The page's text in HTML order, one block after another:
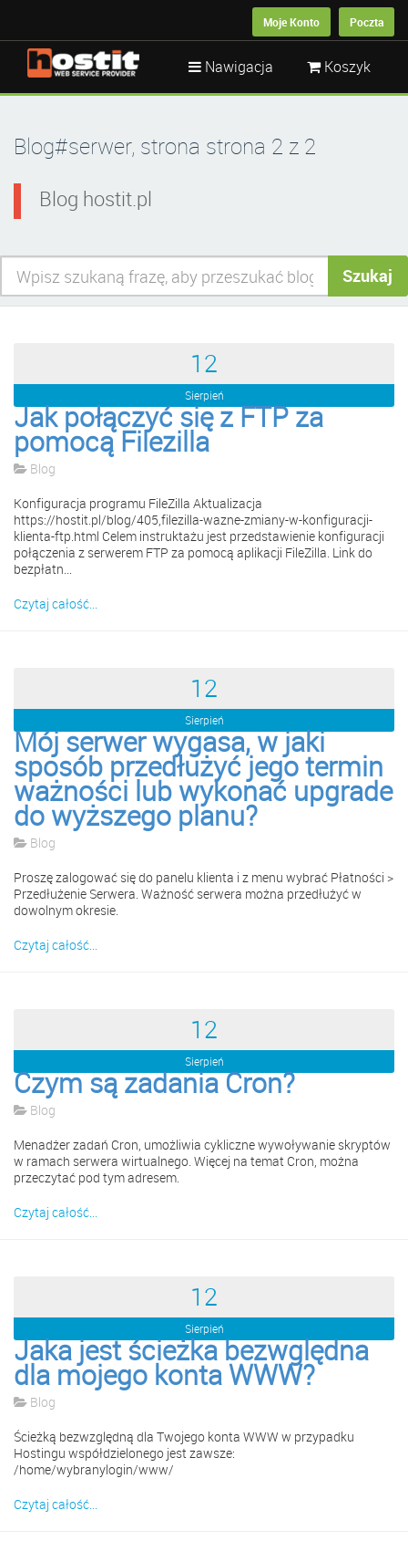
Moje Konto Poczta
Koszyk
Nawigacja
Blog#serwer, strona strona 2 z 2
Blog hostit.pl
Szukaj
12
Sierpień
Jak połączyć się z FTP za
pomocą Filezilla
Blog
Konfiguracja programu FileZilla Aktualizacja
https://hostit.pl/blog/405,filezilla-wazne-zmiany-w-konfiguracji-
klienta-ftp.html Celem instruktażu jest przedstawienie konfiguracji
połączenia z serwerem FTP za pomocą aplikacji FileZilla. Link do
bezpłatn...
Czytaj całość...
12
Sierpień
Mój serwer wygasa, w jaki
sposób przedłużyć jego termin
ważności lub wykonać upgrade
do wyższego planu?
Blog
Proszę zalogować się do panelu klienta i z menu wybrać Płatności >
Przedłużenie Serwera. Ważność serwera można przedłużyć w
dowolnym okresie.
Czytaj całość...
12
Sierpień
Czym są zadania Cron?
Blog
Menadżer zadań Cron, umożliwia cykliczne wywoływanie skryptów
w ramach serwera wirtualnego. Więcej na temat Cron, można
przeczytać pod tym adresem.
Czytaj całość...
12
Sierpień
Jaka jest ścieżka bezwględna
dla mojego konta WWW?
Blog
Ścieżką bezwzględną dla Twojego konta WWW w przypadku
Hostingu współdzielonego jest zawsze:
/home/wybranylogin/www/
Czytaj całość...